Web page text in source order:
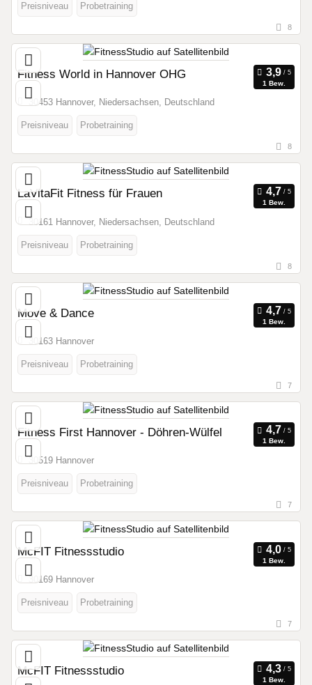
Preisniveau Probetraining
8
Fitness World in Hannover OHG
1 Bew.
30453 Hannover, Niedersachsen, Deutschland
Preisniveau Probetraining
8
LaVitaFit Fitness für Frauen
1 Bew.
30161 Hannover, Niedersachsen, Deutschland
Preisniveau Probetraining
8
Move & Dance
1 Bew.
30163 Hannover
Preisniveau Probetraining
7
Fitness First Hannover - Döhren-Wülfel
1 Bew.
30519 Hannover
Preisniveau Probetraining
7
McFIT Fitnessstudio
1 Bew.
30169 Hannover
Preisniveau Probetraining
7
McFIT Fitnessstudio
1 Bew.